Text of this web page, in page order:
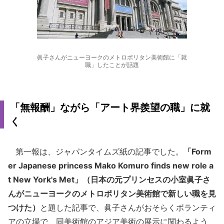
眞子さんがニューヨークのメトロポリタン美術館に「就
職」したことが話題
「無報酬」ながら「アート界羨望の職」に就
く
第一報は、ジャパンタイムズ紙の記事でした。
「Form
er Japanese princess Mako Komuro finds new role a
t New York's Met」（日本の元プリンセスの小室眞子さ
んがニューヨークのメトロポリタン美術館で新しい職を見
つけた） と題した記事で、眞子さんがおそらくボランティ
アの立場で、同美術館のアジア美術の展示に関わるよう